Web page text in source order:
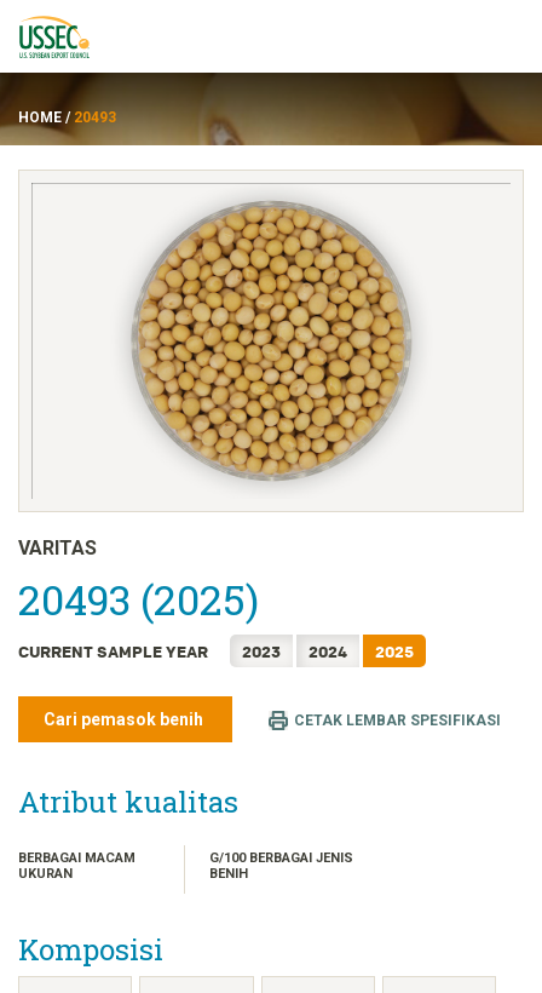
ENGLISH
FRANÇAIS
日本語
한국어
简体中文
ไทย
HOME / 20493
VARITAS
20493 (2025)
CURRENT SAMPLE YEAR 2023 2024 2025
Cari pemasok benih CETAK LEMBAR SPESIFIKASI
Atribut kualitas
BERBAGAI MACAM
UKURAN
G/100 BERBAGAI JENIS
BENIH
Komposisi